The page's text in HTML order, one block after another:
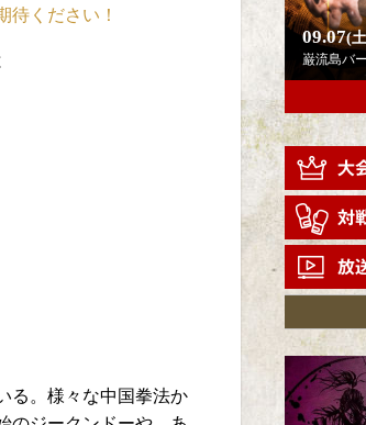
ください！
る。様々な中国拳法か
09.07(
巌流島バ